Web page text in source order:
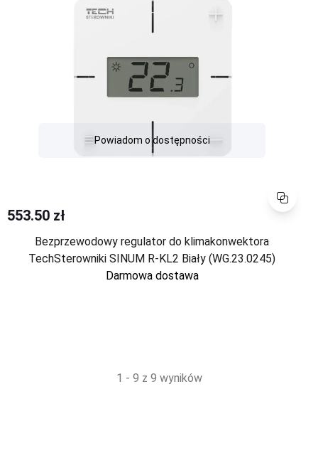
Porównaj
Powiadom o dostępności
553.50 zł
Bezprzewodowy regulator do klimakonwektora
TechSterowniki SINUM R-KL2 Biały (WG.23.0245)
Darmowa dostawa
1 - 9 z 9 wyników